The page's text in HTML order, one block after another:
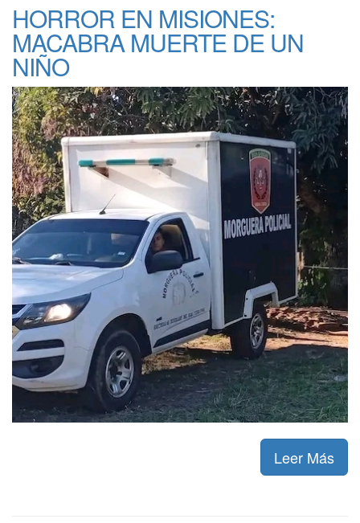
HORROR EN MISIONES:
MACABRA MUERTE DE UN
NIÑO
Leer Más